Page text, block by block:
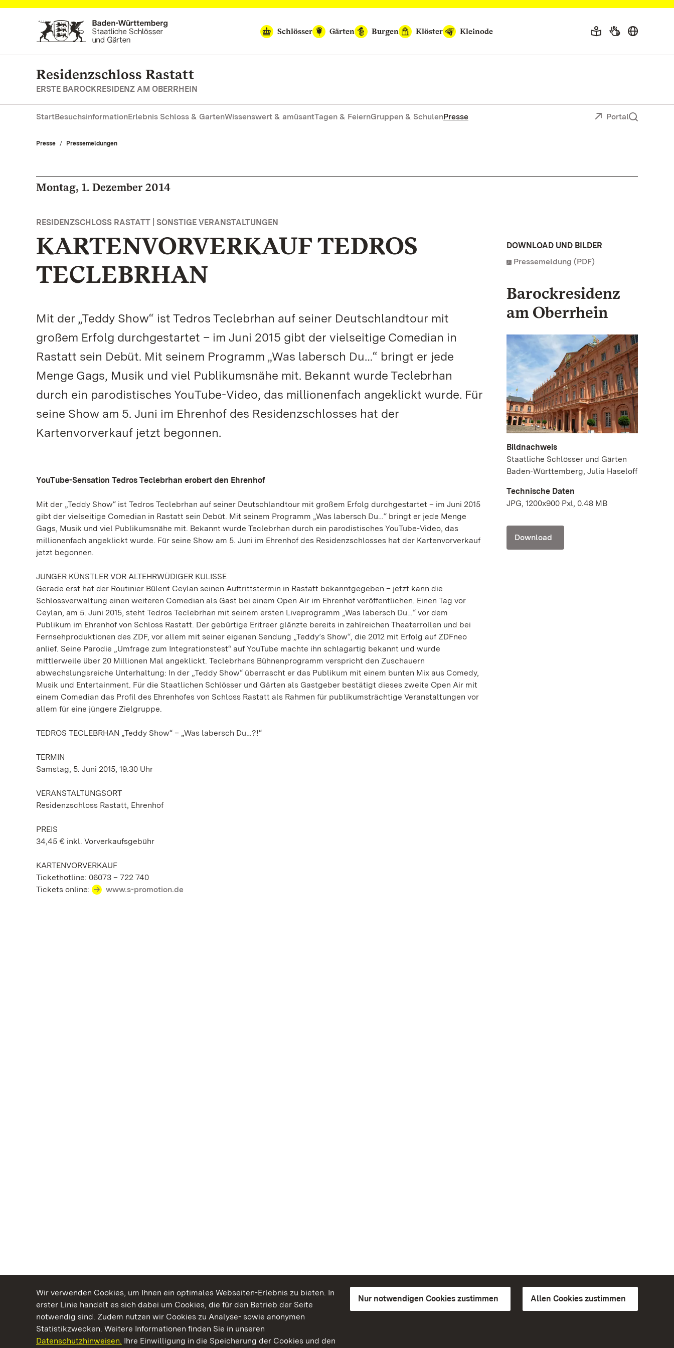
Wir verwenden Cookies, um Ihnen ein optimales Webseiten-Erlebnis zu bieten. In
erster Linie handelt es sich dabei um Cookies, die für den Betrieb der Seite
notwendig sind. Zudem nutzen wir Cookies zu Analyse- sowie anonymen
Statistikzwecken. Weitere Informationen finden Sie in unseren
Datenschutzhinweisen. Ihre Einwilligung in die Speicherung der Cookies und den
Nur notwendigen Cookies zustimmen Allen Cookies zustimmen
Zum Hauptinhalt springen
Schlösser
Gärten Burgen Klöster Kleinode
Residenzschloss Rastatt
ERSTE BAROCKRESIDENZ AM OBERRHEIN
StartBesuchsinformationErlebnis Schloss & GartenWissenswert & amüsantTagen & FeiernGruppen & SchulenPresse Portal
Presse Pressemeldungen
Montag, 1. Dezember 2014
RESIDENZSCHLOSS RASTATT | SONSTIGE VERANSTALTUNGEN
KARTENVORVERKAUF TEDROS
TECLEBRHAN
Mit der „Teddy Show“ ist Tedros Teclebrhan auf seiner Deutschlandtour mit
großem Erfolg durchgestartet – im Juni 2015 gibt der vielseitige Comedian in
Rastatt sein Debüt. Mit seinem Programm „Was labersch Du…“ bringt er jede
Menge Gags, Musik und viel Publikumsnähe mit. Bekannt wurde Teclebrhan
durch ein parodistisches YouTube-Video, das millionenfach angeklickt wurde. Für
seine Show am 5. Juni im Ehrenhof des Residenzschlosses hat der
Kartenvorverkauf jetzt begonnen.
YouTube-Sensation Tedros Teclebrhan erobert den Ehrenhof
Mit der „Teddy Show“ ist Tedros Teclebrhan auf seiner Deutschlandtour mit großem Erfolg durchgestartet – im Juni 2015
gibt der vielseitige Comedian in Rastatt sein Debüt. Mit seinem Programm „Was labersch Du…“ bringt er jede Menge
Gags, Musik und viel Publikumsnähe mit. Bekannt wurde Teclebrhan durch ein parodistisches YouTube-Video, das
millionenfach angeklickt wurde. Für seine Show am 5. Juni im Ehrenhof des Residenzschlosses hat der Kartenvorverkauf
jetzt begonnen.
JUNGER KÜNSTLER VOR ALTEHRWÜDIGER KULISSE
Gerade erst hat der Routinier Bülent Ceylan seinen Auftrittstermin in Rastatt bekanntgegeben – jetzt kann die
Schlossverwaltung einen weiteren Comedian als Gast bei einem Open Air im Ehrenhof veröffentlichen. Einen Tag vor
Ceylan, am 5. Juni 2015, steht Tedros Teclebrhan mit seinem ersten Liveprogramm „Was labersch Du…“ vor dem
Publikum im Ehrenhof von Schloss Rastatt. Der gebürtige Eritreer glänzte bereits in zahlreichen Theaterrollen und bei
Fernsehproduktionen des ZDF, vor allem mit seiner eigenen Sendung „Teddy’s Show“, die 2012 mit Erfolg auf ZDFneo
anlief. Seine Parodie „Umfrage zum Integrationstest“ auf YouTube machte ihn schlagartig bekannt und wurde
mittlerweile über 20 Millionen Mal angeklickt. Teclebrhans Bühnenprogramm verspricht den Zuschauern
abwechslungsreiche Unterhaltung: In der „Teddy Show“ überrascht er das Publikum mit einem bunten Mix aus Comedy,
Musik und Entertainment. Für die Staatlichen Schlösser und Gärten als Gastgeber bestätigt dieses zweite Open Air mit
einem Comedian das Profil des Ehrenhofes von Schloss Rastatt als Rahmen für publikumsträchtige Veranstaltungen vor
allem für eine jüngere Zielgruppe.
TEDROS TECLEBRHAN „Teddy Show“ – „Was labersch Du…?!“
TERMIN
Samstag, 5. Juni 2015, 19.30 Uhr
VERANSTALTUNGSORT
Residenzschloss Rastatt, Ehrenhof
PREIS
34,45 € inkl. Vorverkaufsgebühr
KARTENVORVERKAUF
Tickethotline: 06073 – 722 740
Tickets online:
www.s-promotion.de
DOWNLOAD UND BILDER
Pressemeldung (PDF)
Barockresidenz
am Oberrhein
Bildnachweis
Staatliche Schlösser und Gärten
Baden-Württemberg, Julia Haseloff
Technische Daten
JPG, 1200x900 Pxl, 0.48 MB
Download